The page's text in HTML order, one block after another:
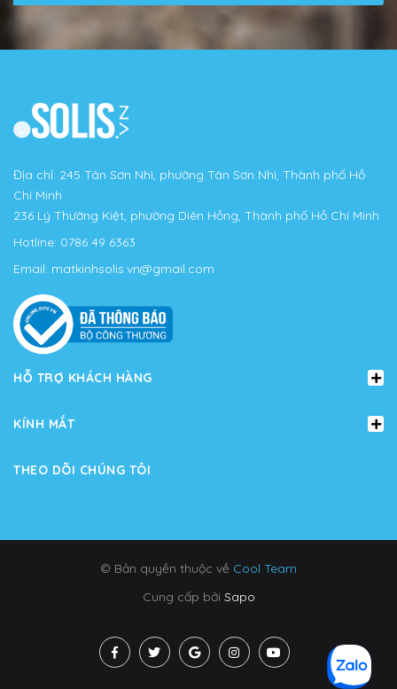
Địa chỉ: 245 Tân Sơn Nhì, phường Tân Sơn Nhì, Thành phố Hồ
Chí Minh
236 Lý Thường Kiệt, phường Diên Hồng, Thành phố Hồ Chí Minh
Hotline: 0786 49 6363
Email: matkinhsolis.vn@gmail.com
HỖ TRỢ KHÁCH HÀNG
KÍNH MẮT
THEO DÕI CHÚNG TÔI
© Bản quyền thuộc về Cool Team
Cung cấp bởi Sapo